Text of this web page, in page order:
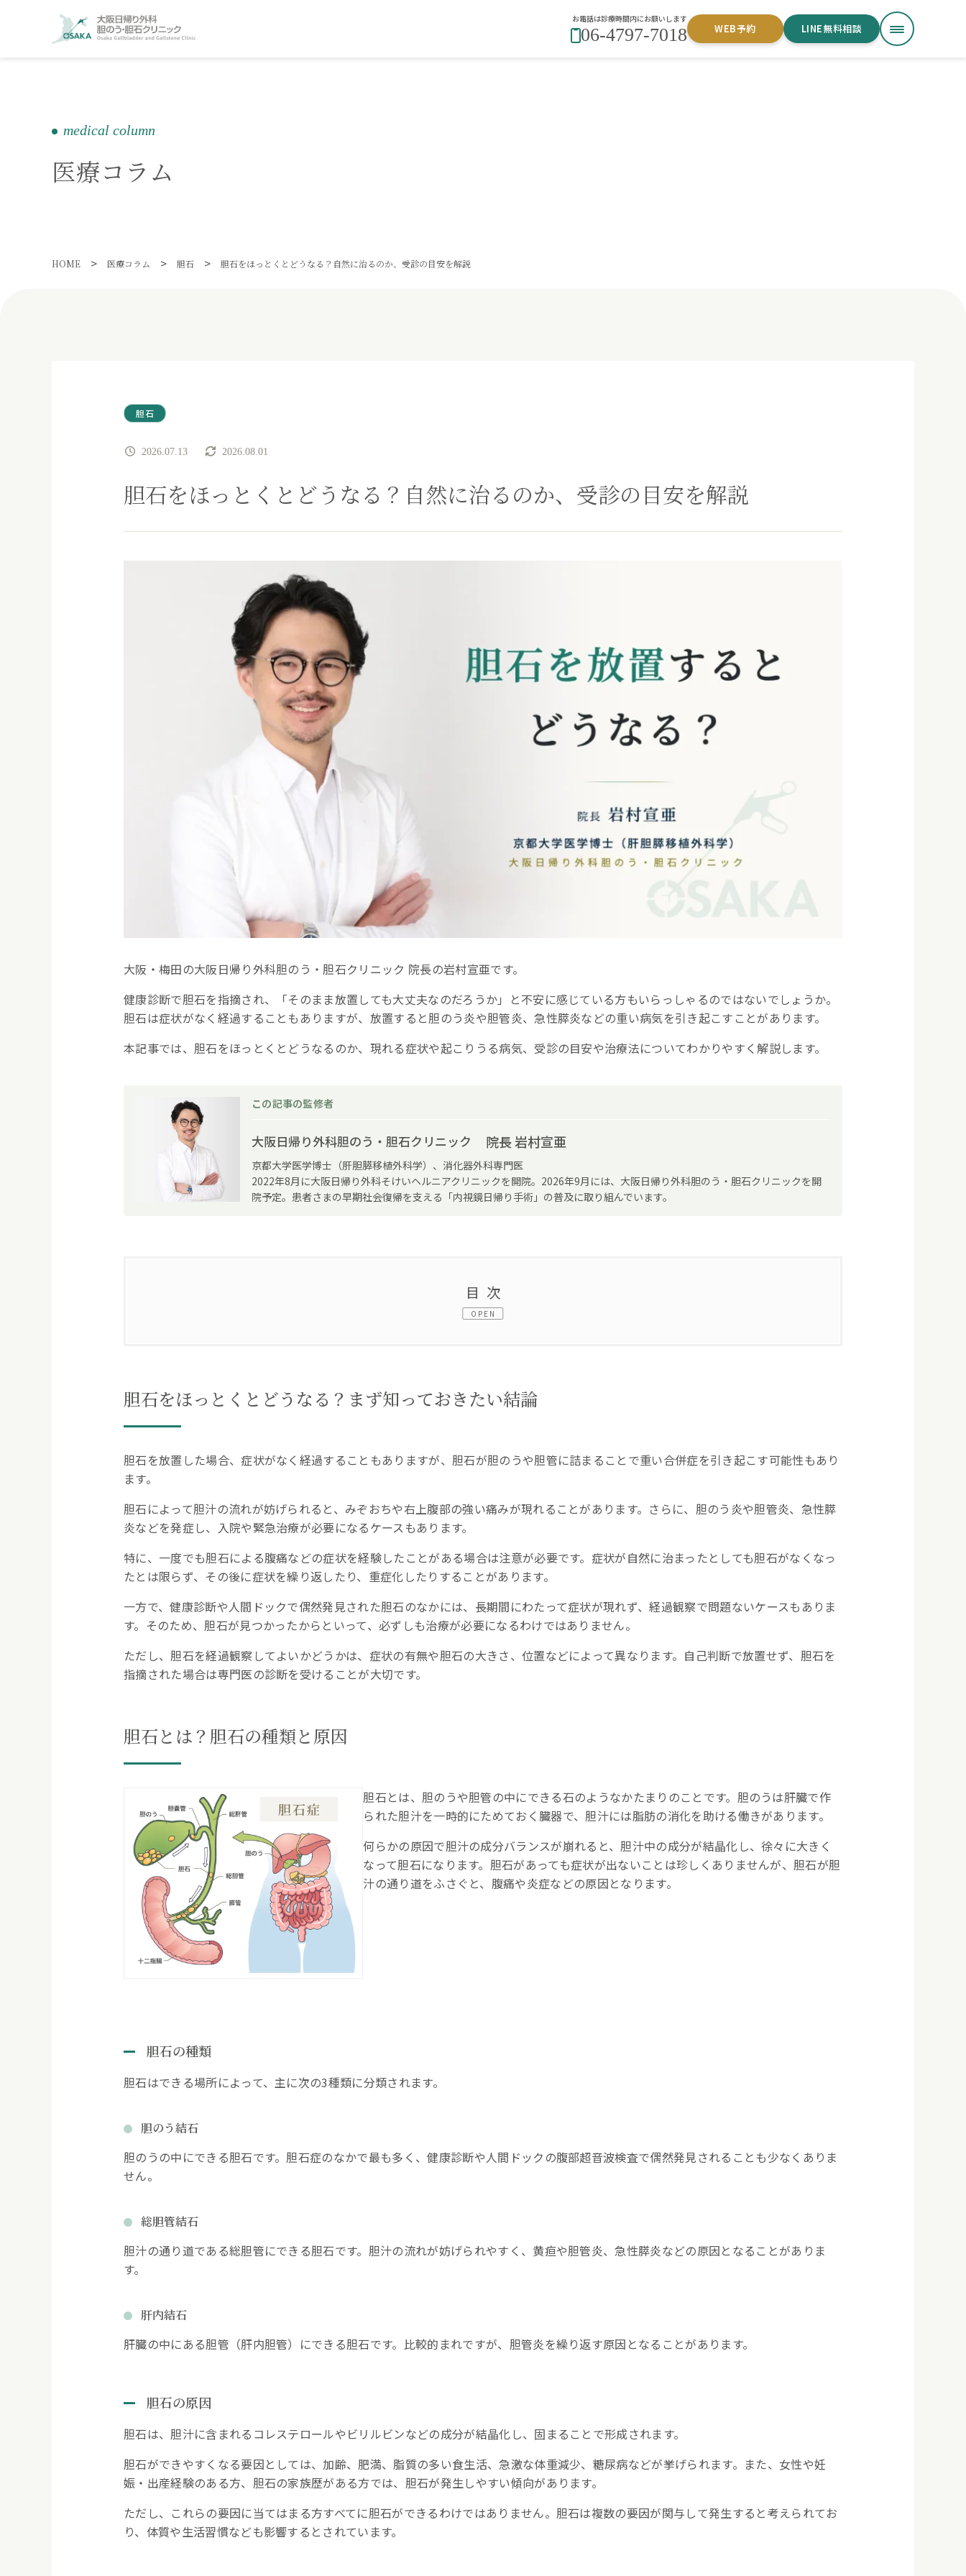
お電話は診療時間内にお願いします
06-4797-7018 WEB予約 LINE無料相談
medical column
医療コラム
HOME > 医療コラム > 胆石 > 胆石をほっとくとどうなる？自然に治るのか、受診の目安を解説
胆石
2026.07.13 2026.08.01
胆石をほっとくとどうなる？自然に治るのか、受診の目安を解説
大阪・梅田の大阪日帰り外科胆のう・胆石クリニック 院長の岩村宣亜です。
健康診断で胆石を指摘され、「そのまま放置しても大丈夫なのだろうか」と不安に感じている方もいらっしゃるのではないでしょうか。
胆石は症状がなく経過することもありますが、放置すると胆のう炎や胆管炎、急性膵炎などの重い病気を引き起こすことがあります。
本記事では、胆石をほっとくとどうなるのか、現れる症状や起こりうる病気、受診の目安や治療法についてわかりやすく解説します。
この記事の監修者
大阪日帰り外科胆のう・胆石クリニック 院長 岩村宣亜
京都大学医学博士（肝胆膵移植外科学）、消化器外科専門医
2022年8月に大阪日帰り外科そけいヘルニアクリニックを開院。2026年9月には、大阪日帰り外科胆のう・胆石クリニックを開
院予定。患者さまの早期社会復帰を支える「内視鏡日帰り手術」の普及に取り組んでいます。
目次
OPEN
胆石の原因
3.胆石を放置したときに現れる症状
みぞおちや右上腹部の痛み
黄疸
吐き気や嘔吐
胆管炎
急性膵炎
胆のうがん
5. 胆石は自然に流れる？自然に治る？
胆石の検査では何をする？
腹部超音波検査（エコー検査）
CT検査・MRI検査
7.胆石の治療法
症状を伴う胆のう結石の治療
8.まとめ｜胆石は放置せず専門医に相談を
胆石をほっとくとどうなる？まず知っておきたい結論
胆石を放置した場合、症状がなく経過することもありますが、胆石が胆のうや胆管に詰まることで重い合併症を引き起こす可能性もあり
ます。
胆石によって胆汁の流れが妨げられると、みぞおちや右上腹部の強い痛みが現れることがあります。さらに、胆のう炎や胆管炎、急性膵
炎などを発症し、入院や緊急治療が必要になるケースもあります。
特に、一度でも胆石による腹痛などの症状を経験したことがある場合は注意が必要です。症状が自然に治まったとしても胆石がなくなっ
たとは限らず、その後に症状を繰り返したり、重症化したりすることがあります。
一方で、健康診断や人間ドックで偶然発見された胆石のなかには、長期間にわたって症状が現れず、経過観察で問題ないケースもありま
す。そのため、胆石が見つかったからといって、必ずしも治療が必要になるわけではありません。
ただし、胆石を経過観察してよいかどうかは、症状の有無や胆石の大きさ、位置などによって異なります。自己判断で放置せず、胆石を
指摘された場合は専門医の診断を受けることが大切です。
胆石とは？胆石の種類と原因
胆石とは、胆のうや胆管の中にできる石のようなかたまりのことです。胆のうは肝臓で作
られた胆汁を一時的にためておく臓器で、胆汁には脂肪の消化を助ける働きがあります。
何らかの原因で胆汁の成分バランスが崩れると、胆汁中の成分が結晶化し、徐々に大きく
なって胆石になります。胆石があっても症状が出ないことは珍しくありませんが、胆石が胆
汁の通り道をふさぐと、腹痛や炎症などの原因となります。
胆石の種類
胆石はできる場所によって、主に次の3種類に分類されます。
胆のう結石
胆のうの中にできる胆石です。胆石症のなかで最も多く、健康診断や人間ドックの腹部超音波検査で偶然発見されることも少なくありま
せん。
総胆管結石
胆汁の通り道である総胆管にできる胆石です。胆汁の流れが妨げられやすく、黄疸や胆管炎、急性膵炎などの原因となることがありま
す。
肝内結石
肝臓の中にある胆管（肝内胆管）にできる胆石です。比較的まれですが、胆管炎を繰り返す原因となることがあります。
胆石の原因
胆石は、胆汁に含まれるコレステロールやビリルビンなどの成分が結晶化し、固まることで形成されます。
胆石ができやすくなる要因としては、加齢、肥満、脂質の多い食生活、急激な体重減少、糖尿病などが挙げられます。また、女性や妊
娠・出産経験のある方、胆石の家族歴がある方では、胆石が発生しやすい傾向があります。
ただし、これらの要因に当てはまる方すべてに胆石ができるわけではありません。胆石は複数の要因が関与して発生すると考えられてお
り、体質や生活習慣なども影響するとされています。